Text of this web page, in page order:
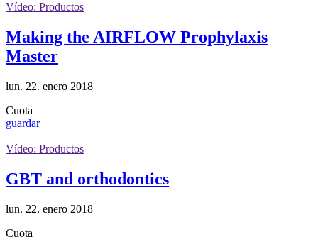
Vídeo: Productos
Making the AIRFLOW Prophylaxis
Master
lun. 22. enero 2018
Cuota
guardar
Vídeo: Productos
GBT and orthodontics
lun. 22. enero 2018
Cuota